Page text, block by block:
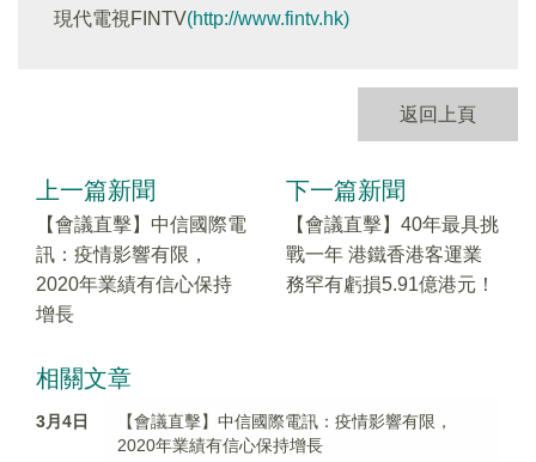
現代電視FINTV(http://www.fintv.hk)
返回上頁
上一篇新聞
【會議直擊】中信國際電
訊：疫情影響有限，
2020年業績有信心保持
增長
下一篇新聞
【會議直擊】40年最具挑
戰一年 港鐵香港客運業
務罕有虧損5.91億港元！
相關文章
3月4日
【會議直擊】中信國際電訊：疫情影響有限，
2020年業績有信心保持增長